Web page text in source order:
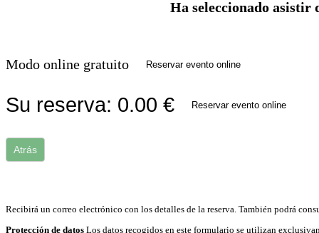
Ha seleccionado asistir
Modo online gratuito Reservar evento online
Su reserva: 0.00 € Reservar evento online
Atrás
Recibirá un correo electrónico con los detalles de la reserva. También podrá
Protección de datos Los datos recogidos en este formulario se utilizan